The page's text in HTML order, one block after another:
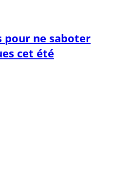
pour ne saboter
cet été